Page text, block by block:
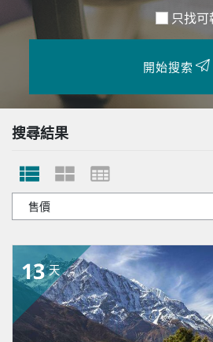
只找可
開始搜索
搜尋結果
13 天